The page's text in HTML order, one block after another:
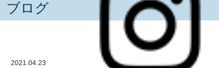
ブログ
2021.04.23